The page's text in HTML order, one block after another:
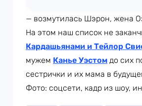
— возмутилась Шэрон, жена
На этом наш список не
Кардашьянами и Тейлор
мужем Канье Уэстом до сих
сестрички и их мама в
Фото: соцсети, кадр из шоу,